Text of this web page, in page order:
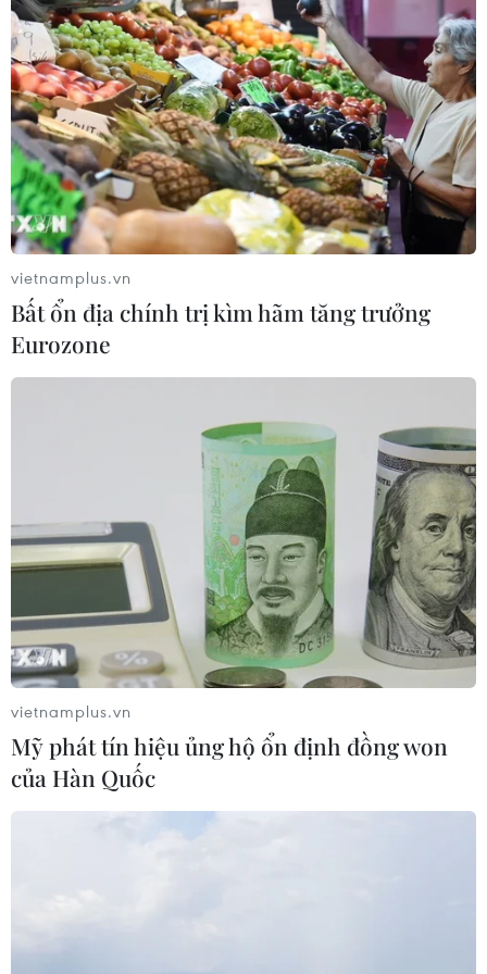
Quốc hội cho ý kiến với hai
dự án luật về thuế
Tiếp tục Phiên họp thứ 50, chiều
13/10/2025, tại Nhà Quốc hội, Ủy
ban Thường vụ Quốc hội cho ý
kiến về các dự án: Luật Quản lý
thuế (sửa đổi), Luật Thuế thu nhập
cá nhân (sửa đổi).
(TTXVN/Vietnam+)
#Ủy ban Thường vụ Quốc hội
#Phát triển dài hạn
#Sắp xếp hành chính
#Luật quy hoạch
vietnamplus.vn
Bất ổn địa chính trị kìm hãm tăng trưởng
Eurozone
vietnamplus.vn
Mỹ phát tín hiệu ủng hộ ổn định đồng won
của Hàn Quốc